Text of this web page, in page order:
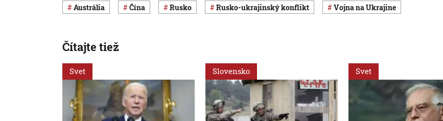
Austrália Čína Rusko rusko-ukrajinský konflikt vojna na Ukrajine
Čítajte tiež
Svet Slovensko Svet